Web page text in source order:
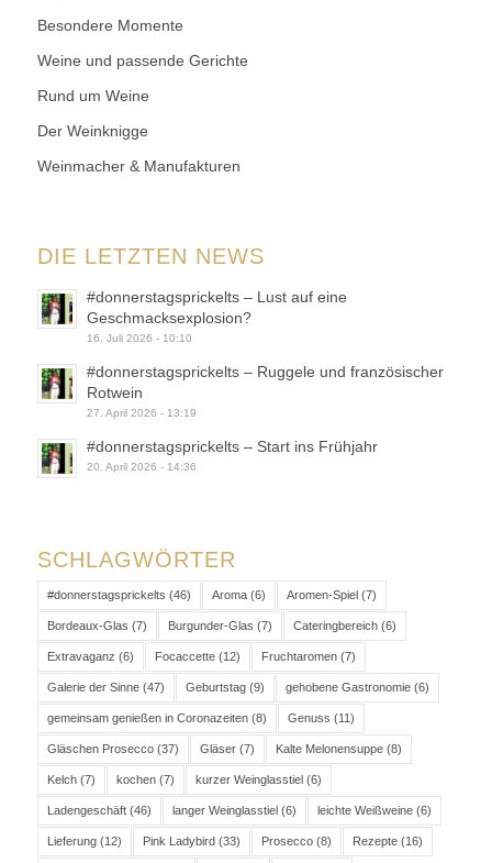
Besondere Momente
Weine und passende Gerichte
Rund um Weine
Der Weinknigge
Weinmacher & Manufakturen
DIE LETZTEN NEWS
#donnerstagsprickelts – Lust auf eine
Geschmacksexplosion?
16. Juli 2026 - 10:10
#donnerstagsprickelts – Ruggele und französischer
Rotwein
27. April 2026 - 13:19
#donnerstagsprickelts – Start ins Frühjahr
20. April 2026 - 14:36
SCHLAGWÖRTER
#donnerstagsprickelts (46) Aroma(6) Aromen-Spiel(7)
Bordeaux-Glas (7) Burgunder-Glas (7) Cateringbereich(6)
Extravaganz (6) Focaccette(12) Fruchtaromen(7)
Galerie der Sinne(47) Geburtstag(9) gehobene Gastronomie(6)
gemeinsam genießen in Coronazeiten(8) Genuss (11)
Gläschen Prosecco(37) Gläser(7) Kalte Melonensuppe(8)
Kelch(7) kochen(7) kurzer Weinglasstiel(6)
Ladengeschäft(46) langer Weinglasstiel(6) leichte Weißweine(6)
Lieferung(12) Pink Ladybird(33) Prosecco(8) Rezepte(16)